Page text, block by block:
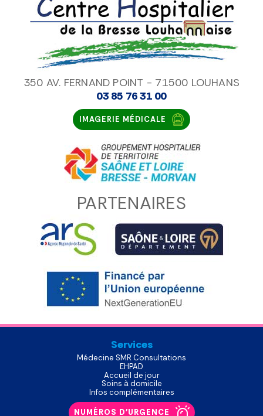
350 AV. FERNAND POINT - 71500 LOUHANS
03 85 76 31 00
IMAGERIE MÉDICALE
PARTENAIRES
Services
Médecine SMR Consultations
EHPAD
Accueil de jour
Soins à domicile
Infos complémentaires
NUMÉROS D'URGENCE